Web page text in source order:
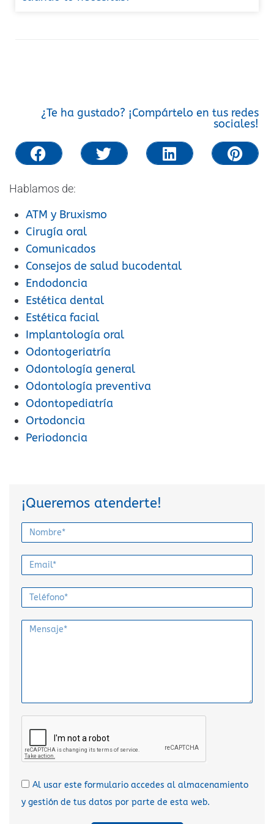
¿Te ha gustado? ¡Compártelo en tus redes
sociales!
Hablamos de:
ATM y Bruxismo
Cirugía oral
Comunicados
Consejos de salud bucodental
Endodoncia
Estética dental
Estética facial
Implantología oral
Odontogeriatría
Odontología general
Odontología preventiva
Odontopediatría
Ortodoncia
Periodoncia
¡Queremos atenderte!
Al usar este formulario accedes al almacenamiento
y gestión de tus datos por parte de esta web.